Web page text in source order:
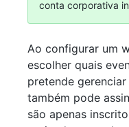
conta corporativa
Ao configurar um
escolher quais
pretende
também pode
são apenas